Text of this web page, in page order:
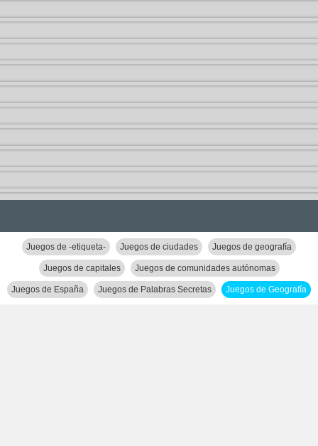
Juegos de -etiqueta- Juegos de ciudades Juegos de geografía
Juegos de capitales Juegos de comunidades autónomas
Juegos de España Juegos de Palabras Secretas Juegos de Geografía